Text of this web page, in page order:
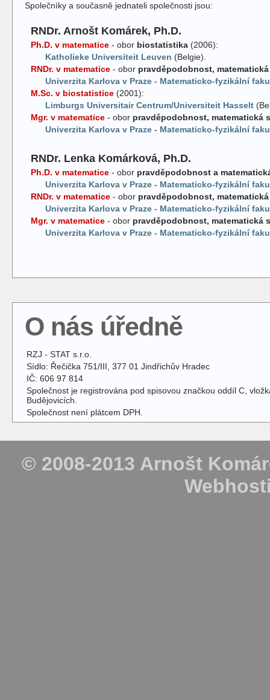
Společníky a současně jednateli společnosti jsou:
RNDr. Arnošt Komárek, Ph.D.
Ph.D. v matematice - obor biostatistika (2006):
Katholieke Universiteit Leuven (Belgie).
RNDr. v matematice - obor pravděpodobnost,
Univerzita Karlova v Praze - Matematicko-fyzikální
M.Sc. v biostatistice (2001):
Limburgs Universitair Centrum/Universiteit Hasselt
Mgr. v matematice - obor pravděpodobnost, matematická
Univerzita Karlova v Praze - Matematicko-fyzikální
RNDr. Lenka Komárková, Ph.D.
Ph.D. v matematice - obor pravděpodobnost a
Univerzita Karlova v Praze - Matematicko-fyzikální
RNDr. v matematice - obor pravděpodobnost,
Univerzita Karlova v Praze - Matematicko-fyzikální
Mgr. v matematice - obor pravděpodobnost, matematická
Univerzita Karlova v Praze - Matematicko-fyzikální
O nás úředně
RZJ - STAT s.r.o.
Sídlo: Řečička 751/III, 377 01 Jindřichův Hradec
IČ: 606 97 814
Společnost je registrována pod spisovou značkou oddíl C,
Budějovicích.
Společnost není plátcem DPH.
© 2008-2013 Arnošt